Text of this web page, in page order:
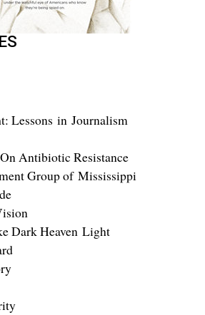
Lessons in Journalism
Antibiotic Resistance
Group of Mississippi
Dark Heaven Light